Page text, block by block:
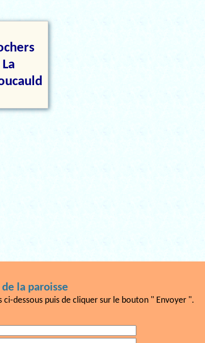
la paroisse
ci-dessous puis de cliquer sur le bouton " Envoyer ".